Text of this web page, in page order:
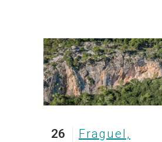
26
Fraguel,